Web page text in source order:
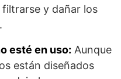
y dañar los
esté en uso: Aunque
están diseñados